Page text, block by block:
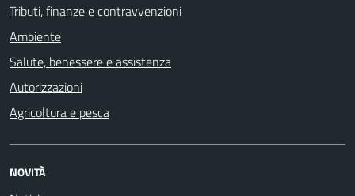
Tributi, finanze e contravvenzioni
Ambiente
Salute, benessere e assistenza
Autorizzazioni
Agricoltura e pesca
NOVITÀ